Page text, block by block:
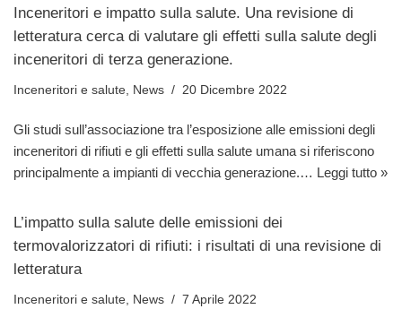
Inceneritori e impatto sulla salute. Una revisione di
letteratura cerca di valutare gli effetti sulla salute degli
inceneritori di terza generazione.
Inceneritori e salute, News 20 Dicembre 2022
Gli studi sull’associazione tra l’esposizione alle emissioni degli
inceneritori di rifiuti e gli effetti sulla salute umana si riferiscono
principalmente a impianti di vecchia generazione.… Leggi tutto »
L’impatto sulla salute delle emissioni dei
termovalorizzatori di rifiuti: i risultati di una revisione di
letteratura
Inceneritori e salute, News 7 Aprile 2022